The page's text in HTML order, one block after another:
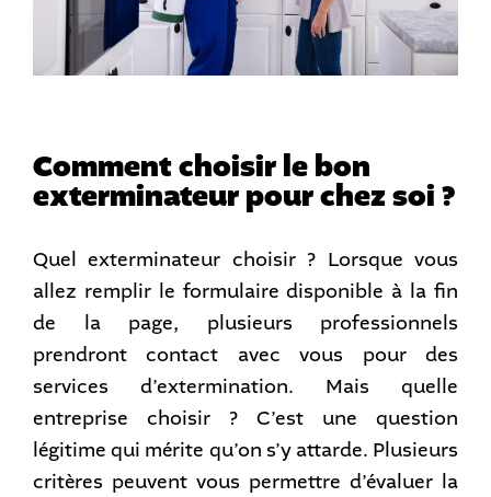
Comment choisir le bon
exterminateur pour chez soi ?
Quel exterminateur choisir ? Lorsque vous
allez remplir le formulaire disponible à la fin
de la page, plusieurs professionnels
prendront contact avec vous pour des
services d’extermination. Mais quelle
entreprise choisir ? C’est une question
légitime qui mérite qu’on s’y attarde. Plusieurs
critères peuvent vous permettre d’évaluer la